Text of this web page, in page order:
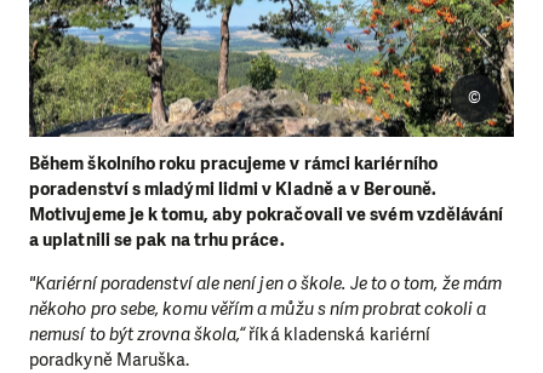
Během školního roku pracujeme v rámci kariérního
poradenství s mladými lidmi v Kladně a v Berouně.
Motivujeme je k tomu, aby pokračovali ve svém vzdělávání
a uplatnili se pak na trhu práce.
©
"Kariérní poradenství ale není jen o škole. Je to o tom, že mám
někoho pro sebe, komu věřím a můžu s ním probrat cokoli a
nemusí to být zrovna škola,“říká kladenská kariérní
poradkyně Maruška.